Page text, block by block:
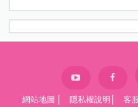
網站地圖 隱私權說明 客